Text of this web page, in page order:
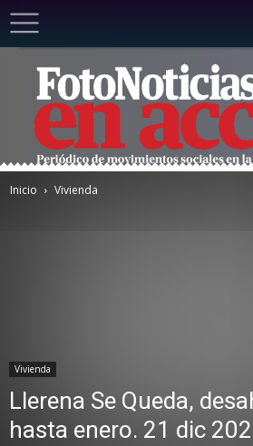
Inicio Vivienda
Vivienda
Llerena Se Queda,
hasta enero. 21 dic